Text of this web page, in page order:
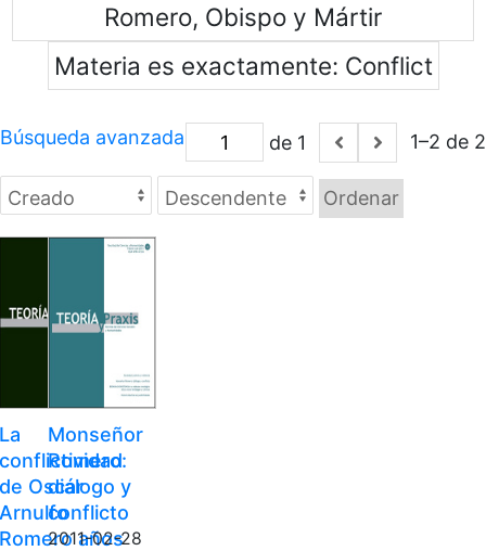
Romero, Obispo y Mártir
Materia es exactamente Conflict
de 1 1–2 de 2
Búsqueda avanzada
Ordenar
La
conflictividad
de Oscar
Arnulfo
Romero años
Monseñor
Romero:
diálogo y
conflicto
2011-02-28